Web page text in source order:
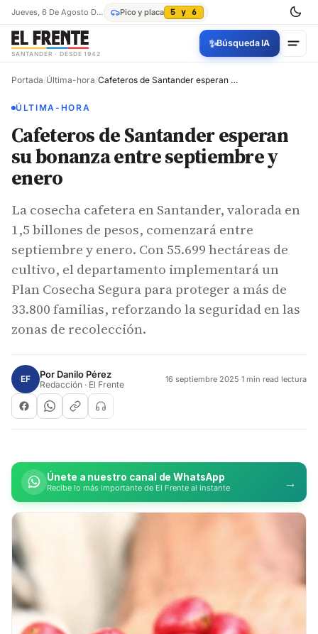
Jueves, 6 De Agosto De 2026 Pico y placa 5 y 6
SANTANDER · DESDE 1942
✨Búsqueda IA
Portada/Última-hora/ Cafeteros de Santander esperan su bonanza entre septiembre y enero
ÚLTIMA-HORA
Cafeteros de Santander esperan
su bonanza entre septiembre y
enero
La cosecha cafetera en Santander, valorada en
1,5 billones de pesos, comenzará entre
septiembre y enero. Con 55.699 hectáreas de
cultivo, el departamento implementará un
Plan Cosecha Segura para proteger a más de
33.800 familias, reforzando la seguridad en las
zonas de recolección.
EF Por Danilo Pérez
Redacción · El Frente 16 septiembre 2025·1 min read lectura
Únete a nuestro canal de WhatsApp
Recibe lo más importante de El Frente al instante →